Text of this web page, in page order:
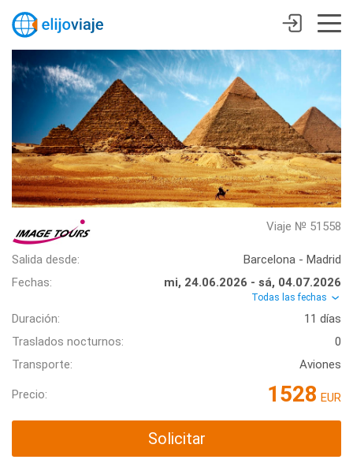
Viaje № 51558
Salida desde:
Barcelona - Madrid
Fechas:
mi, 24.06.2026 - sá, 04.07.2026
Todas las fechas
Duración:
11 días
Traslados nocturnos:
0
Transporte:
Aviones
Precio: 1528 EUR
Solicitar